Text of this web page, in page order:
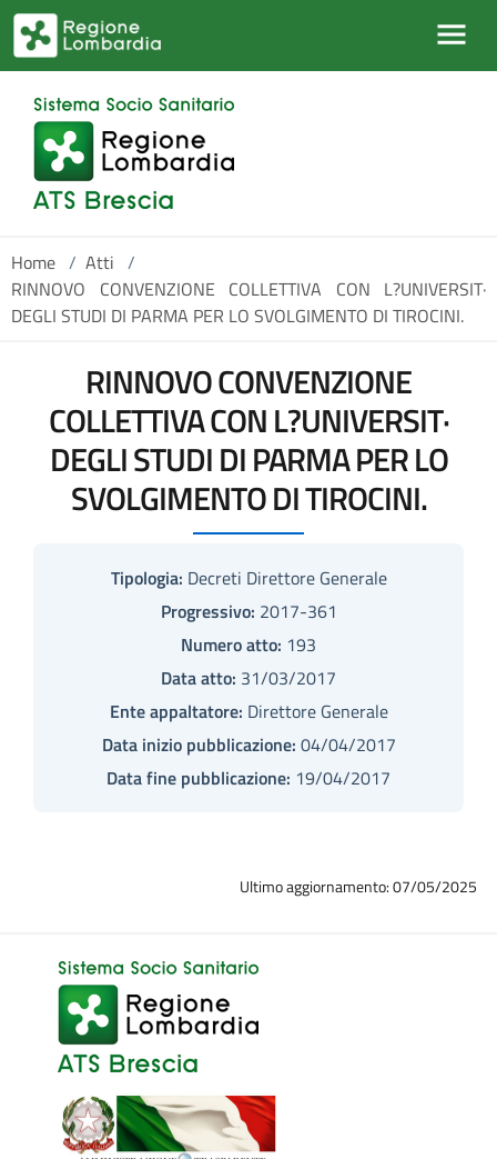
Salta al contenuto principale
Home / Atti /
RINNOVO CONVENZIONE COLLETTIVA CON L?UNIVERSIT·
DEGLI STUDI DI PARMA PER LO SVOLGIMENTO DI TIROCINI.
RINNOVO CONVENZIONE
COLLETTIVA CON L?UNIVERSIT·
DEGLI STUDI DI PARMA PER LO
SVOLGIMENTO DI TIROCINI.
Tipologia: Decreti Direttore Generale
Progressivo: 2017-361
Numero atto: 193
Data atto: 31/03/2017
Ente appaltatore: Direttore Generale
Data inizio pubblicazione: 04/04/2017
Data fine pubblicazione: 19/04/2017
Ultimo aggiornamento: 07/05/2025